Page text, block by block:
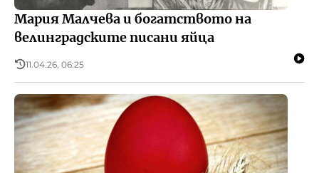
Мария Малчева и богатството на
велинградските писани яйца
11.04.26, 06:25